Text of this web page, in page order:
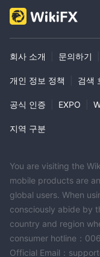
회사 소개 문의하기
개인 정보 정책 검색
공식 인증 EXPO
지역 구분
You are visiting the
mobile products are
global users. When
consciously abide by
country and region
consumer hotline：
Official Email：